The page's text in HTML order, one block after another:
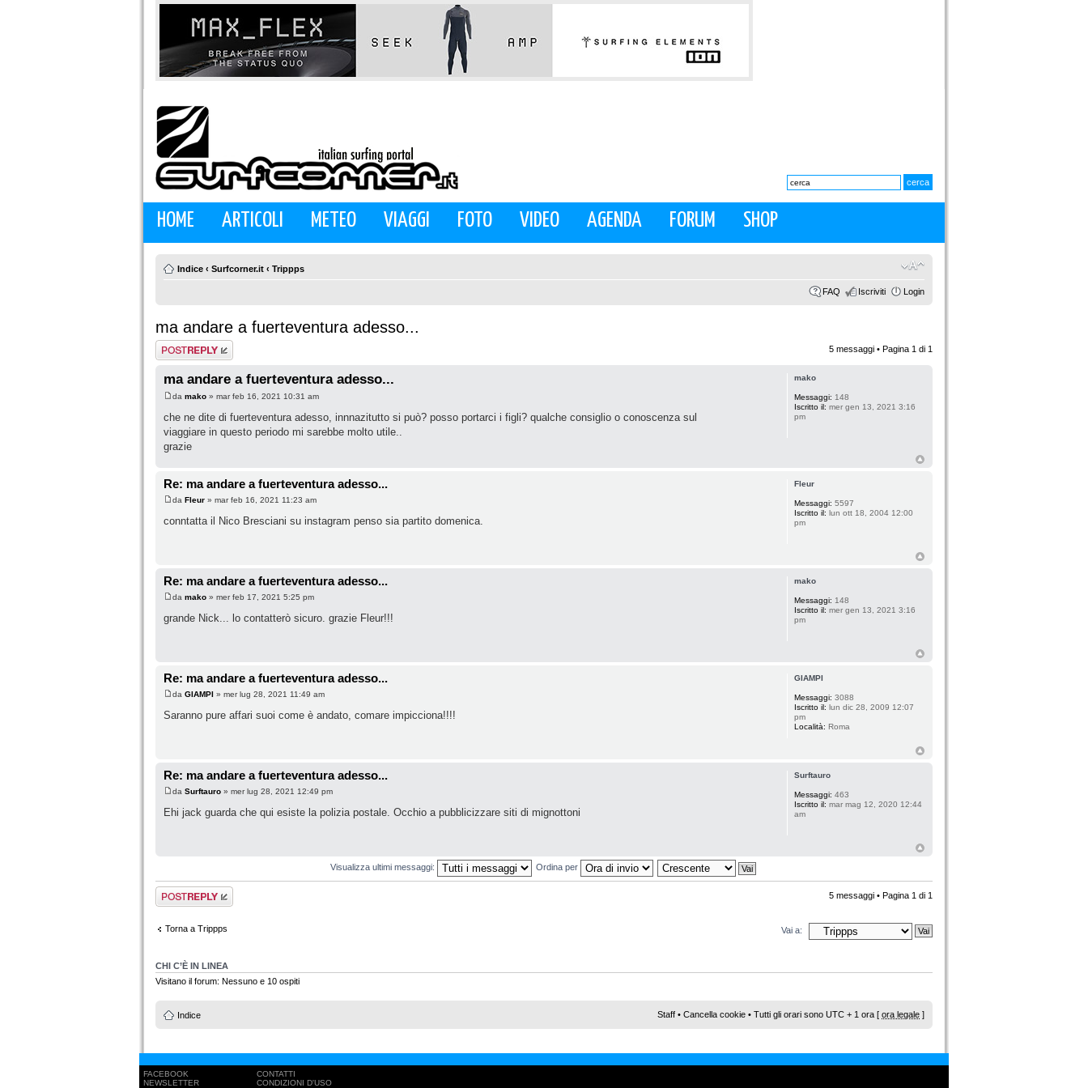
HOME ARTICOLI METEO VIAGGI FOTO VIDEO AGENDA FORUM SHOP
Indice ‹ Surfcorner.it ‹ Trippps
FAQ Iscriviti Login
ma andare a fuerteventura adesso...
Rispondi al
messaggio
5 messaggi • Pagina 1 di 1
ma andare a fuerteventura adesso...
da mako » mar feb 16, 2021 10:31 am
che ne dite di fuerteventura adesso, innnazitutto si può? posso portarci i figli? qualche consiglio o conoscenza sul
viaggiare in questo periodo mi sarebbe molto utile..
grazie
mako
Messaggi: 148
Iscritto il: mer gen 13, 2021 3:16
pm
Re: ma andare a fuerteventura adesso...
da Fleur » mar feb 16, 2021 11:23 am
conntatta il Nico Bresciani su instagram penso sia partito domenica.
Fleur
Messaggi: 5597
Iscritto il: lun ott 18, 2004 12:00
pm
Re: ma andare a fuerteventura adesso...
da mako » mer feb 17, 2021 5:25 pm
grande Nick... lo contatterò sicuro. grazie Fleur!!!
mako
Messaggi: 148
Iscritto il: mer gen 13, 2021 3:16
pm
Re: ma andare a fuerteventura adesso...
da GIAMPI » mer lug 28, 2021 11:49 am
Saranno pure affari suoi come è andato, comare impicciona!!!!
GIAMPI
Messaggi: 3088
Iscritto il: lun dic 28, 2009 12:07
pm
Località: Roma
Re: ma andare a fuerteventura adesso...
da Surftauro » mer lug 28, 2021 12:49 pm
Ehi jack guarda che qui esiste la polizia postale. Occhio a pubblicizzare siti di mignottoni
Surftauro
Messaggi: 463
Iscritto il: mar mag 12, 2020 12:44
am
Visualizza ultimi messaggi: Ordina per
Rispondi al
messaggio
5 messaggi • Pagina 1 di 1
Torna a Trippps Vai a:
CHI C’È IN LINEA
Visitano il forum: Nessuno e 10 ospiti
Indice Staff • Cancella cookie • Tutti gli orari sono UTC + 1 ora [ ora legale ]
FACEBOOK
NEWSLETTER
CONTATTI
CONDIZIONI D'USO